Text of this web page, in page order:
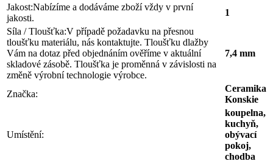
Jakost:Nabízíme a dodáváme zboží vždy v první
jakosti.
1
Síla / Tloušťka:V případě požadavku na přesnou
tloušťku materiálu, nás kontaktujte. Tloušťku dlažby
Vám na dotaz před objednáním ověříme v aktuální
skladové zásobě. Tloušťka je proměnná v závislosti na
změně výrobní technologie výrobce.
7,4 mm
Značka:
Ceramika
Konskie
Umístění:
koupelna,
kuchyň,
obývací
pokoj,
chodba